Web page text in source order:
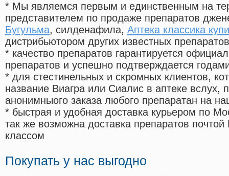
* Мы являемся первым и единственным на
представителем по продаже препаратов
Бугульма, силденафила, Аптека классика
дистрибьютором других известных препаратов
* качество препаратов гарантируется
препаратов и успешно подтверждается
* для стестинельных и скромных клиентов,
название Виагра или Сиалис в аптеке вслух,
анонимныого заказа любого препаратан на
* быстрая и удобная доставка курьером по
так же возможна доставка препаратов
классом
Покупать у нас выгодно